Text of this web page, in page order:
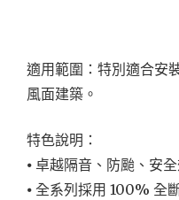
適用範圍：特別適合安
風面建築。
特色說明：
⦁ 卓越隔音、防颱、安全
⦁ 全系列採用 100% 全